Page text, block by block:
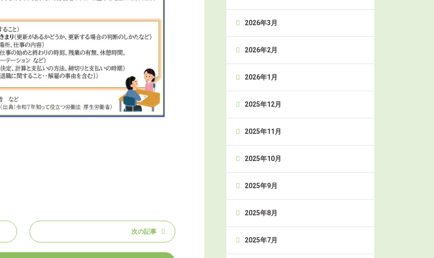
次の記事
2026年3月
2026年2月
2026年1月
2025年12月
2025年11月
2025年10月
2025年9月
2025年8月
2025年7月